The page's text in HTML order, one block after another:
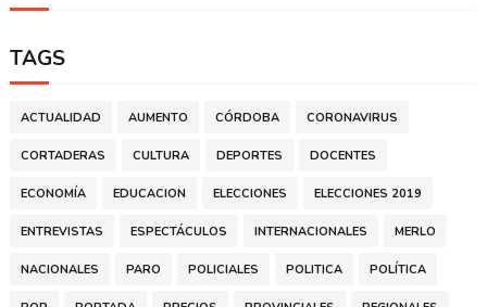
TAGS
ACTUALIDAD AUMENTO CÓRDOBA CORONAVIRUS
CORTADERAS CULTURA DEPORTES DOCENTES
ECONOMÍA EDUCACION ELECCIONES ELECCIONES 2019
ENTREVISTAS ESPECTÁCULOS INTERNACIONALES MERLO
NACIONALES PARO POLICIALES POLITICA POLÍTICA